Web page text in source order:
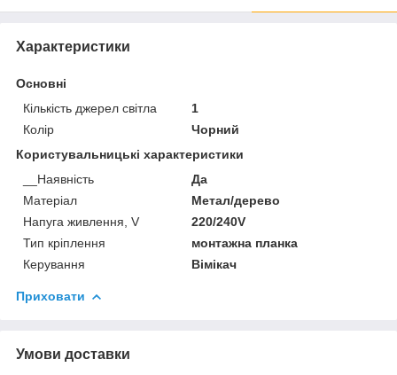
Характеристики
Основні
Кількість джерел світла
1
Колір
Чорний
Користувальницькі характеристики
__Наявність
Да
Матеріал
Метал/дерево
Напуга живлення, V
220/240V
Тип кріплення
монтажна планка
Керування
Вімікач
Приховати
Умови доставки